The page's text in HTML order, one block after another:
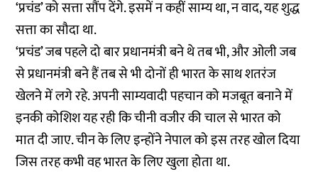
‘प्रचंड’ को सत्ता सौंप देंगे. इसमें न कहीं साम्य था, न वाद, यह शुद्ध
सत्ता का सौदा था.
‘प्रचंड’ जब पहले दो बार प्रधानमंत्री बने थे तब भी, और ओली जब
से प्रधानमंत्री बने हैं तब से भी दोनों ही भारत के साथ शतरंज
खेलने में लगे रहे. अपनी साम्यवादी पहचान को मजबूत बनाने में
इनकी कोशिश यह रही कि चीनी वजीर की चाल से भारत को
मात दी जाए. चीन के लिए इन्होंने नेपाल को इस तरह खोल दिया
जिस तरह कभी वह भारत के लिए खुला होता था.